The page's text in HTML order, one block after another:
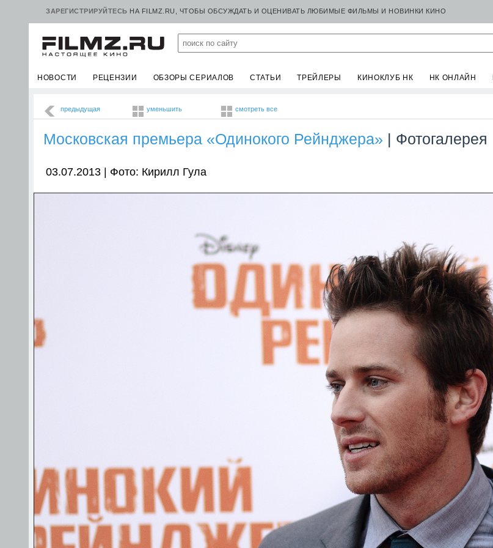
ЗАРЕГИСТРИРУЙТЕСЬ НА FILMZ.RU, ЧТОБЫ ОБСУЖДАТЬ И ОЦЕНИВАТЬ ЛЮБИМЫЕ ФИЛЬМЫ И НОВИНКИ КИНО
НОВОСТИ РЕЦЕНЗИИ ОБЗОРЫ СЕРИАЛОВ СТАТЬИ ТРЕЙЛЕРЫ КИНОКЛУБ НК НК ОНЛАЙН
предыдущая уменьшить смотреть все
Московская премьера «Одинокого Рейнджера» | Фотогалерея
03.07.2013 | Фото: Кирилл Гула